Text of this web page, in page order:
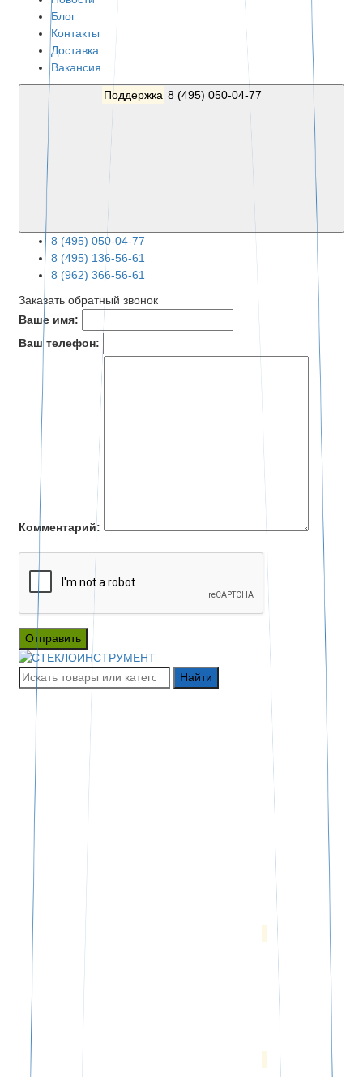
Блог
Контакты
Доставка
Вакансия
Поддержка
8 (495) 050-04-77
8 (495) 136-56-61
8 (962) 366-56-61
Заказать обратный звонок
Ваше имя:
Ваш телефон:
Комментарий:
Отправить
Найти